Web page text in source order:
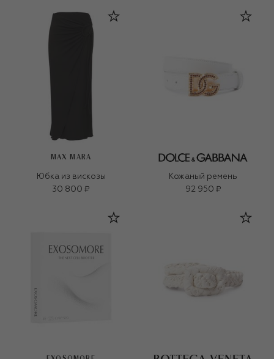
MAX MARA
Юбка из вискозы
30 800 ₽
Кожаный ремень
92 950 ₽